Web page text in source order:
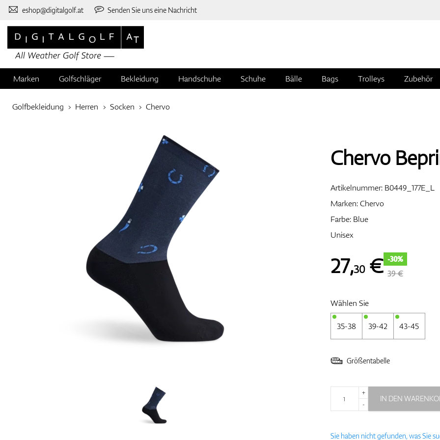
eshop@digitalgolf.at Senden Sie uns eine Nachricht
Marken Golfschläger Bekleidung Handschuhe Schuhe Bälle Bags Trolleys Zubehör
Golfbekleidung Herren Socken Chervo
Chervo
Artikelnummer: B0449_177E_L
Marken:Chervo
Farbe: Blue
Unisex
27,30€ -30%
39 €
Wählen Sie
35-38 39-42 43-45
Größentabelle
+
-
IN DEN
Sie haben nicht gefunden, was Sie